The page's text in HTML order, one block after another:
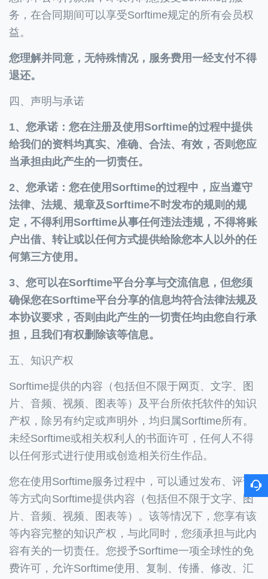
务，在合同期间可以享受Sorftime规定的所有会员权
益。
您理解并同意，无特殊情况，服务费用一经支付不得
退还。
四、声明与承诺
1、您承诺：您在注册及使用Sorftime的过程中提供
给我们的资料均真实、准确、合法、有效，否则您应
当承担由此产生的一切责任。
2、您承诺：您在使用Sorftime的过程中，应当遵守
法律、法规、规章及Sorftime不时发布的规则的规
定，不得利用Sorftime从事任何违法违规，不得将账
户出借、转让或以任何方式提供给除您本人以外的任
何第三方使用。
3、您可以在Sorftime平台分享与交流信息，但您须
确保您在Sorftime平台分享的信息均符合法律法规及
本协议要求，否则由此产生的一切责任均由您自行承
担，且我们有权删除该等信息。
五、知识产权
Sorftime提供的内容（包括但不限于网页、文字、图
片、音频、视频、图表等）及平台所依托软件的知识
产权，除另有约定或声明外，均归属Sorftime所有。
未经Sorftime或相关权利人的书面许可，任何人不得
以任何形式进行使用或创造相关衍生作品。
您在使用Sorftime服务过程中，可以通过发布、评论
等方式向Sorftime提供内容（包括但不限于文字、图
片、音频、视频、图表等）。该等情况下，您享有该
等内容完整的知识产权，与此同时，您须承担与此内
容有关的一切责任。您授予Sorftime一项全球性的免
费许可，允许Sorftime使用、复制、传播、修改、汇